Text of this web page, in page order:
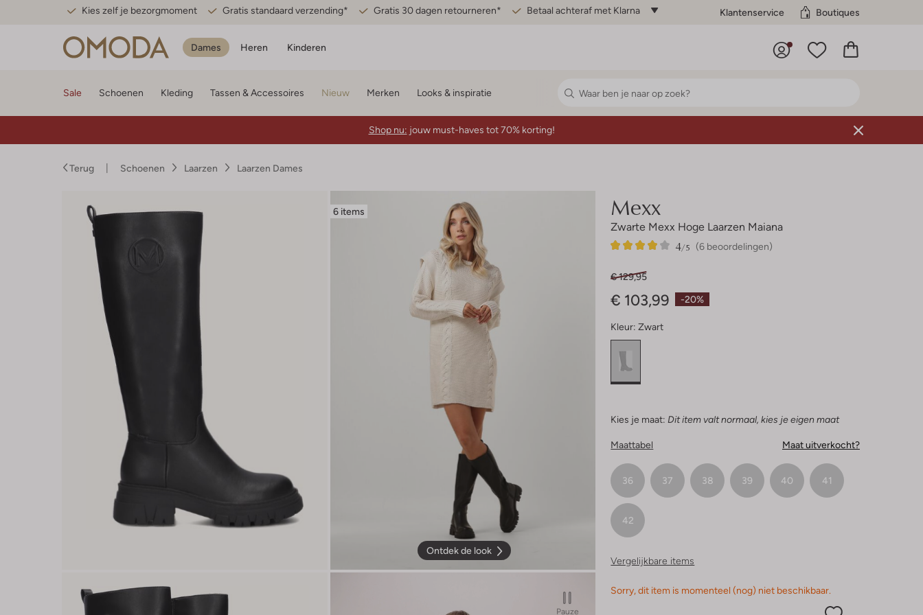
Kies zelf je bezorgmoment Gratis standaard verzending* Gratis 30 dagen retourneren* Betaal achteraf met Klarna Klantenservice Boutiques
Dames Heren Kinderen
Sale Schoenen Kleding Tassen & Accessoires Nieuw Merken Looks & inspiratie
Shop nu: jouw must-haves tot 70% korting!
Terug Schoenen Laarzen Laarzen Dames
6 items
Ontdek de look
Pauze
Mexx
Zwarte Mexx Hoge Laarzen Maiana
(6 beoordelingen)
4/5
6
4
-20%
€ 129,95
€ 103,99
Kleur: Zwart
Kies je maat: Dit item valt normaal, kies je eigen maat
Maattabel Maat uitverkocht?
36 37 38 39 40 41
42
Vergelijkbare items
Sorry, dit item is momenteel (nog) niet beschikbaar.